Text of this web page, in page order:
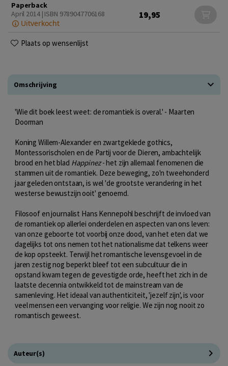
Paperback
April 2014 | ISBN 9789047706168
Uitverkocht
19,95
Plaats op wensenlijst
Omschrijving
'Wie dit boek leest weet: de romantiek is overal.' - Maarten
Doorman
Koning Willem-Alexander en zwartgeklede gothics,
Montessorischolen en de Partij voor de Dieren, ambachtelijk
brood en het blad Happinez- het zijn allemaal fenomenen die
stammen uit de romantiek. Deze beweging, zo'n tweehonderd
jaar geleden ontstaan, is wel 'de grootste verandering in het
westerse bewustzijn ooit' genoemd.
Filosoof en journalist Hans Kennepohl beschrijft de invloed van
de romantiek op allerlei onderdelen en aspecten van ons leven:
van onze geboorte tot voorbij onze dood, van het eten dat we
dagelijks tot ons nemen tot het nationalisme dat telkens weer
de kop opsteekt. Terwijl het romantische levensgevoel in de
jaren zestig nog beperkt bleef tot een subcultuur die in
opstand kwam tegen de gevestigde orde, heeft het zich in de
laatste decennia ontwikkeld tot de mainstream van de
samenleving. Het ideaal van authenticiteit, 'jezelf zijn', is voor
veel mensen een vervanging voor religie. We zijn nog nooit zo
romantisch geweest.
Auteur(s)